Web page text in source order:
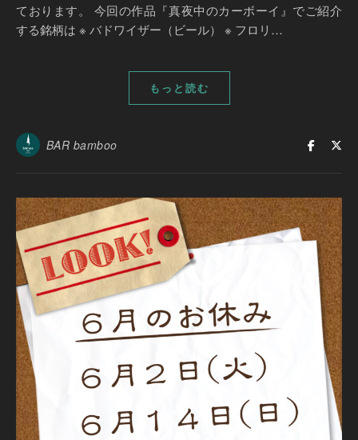
ております。 今回の作品『真夜中のカーボーイ』でご紹介
する銘柄は ※ バドワイザー（ビール） ※ フロリ…
もっと読む
BAR bamboo